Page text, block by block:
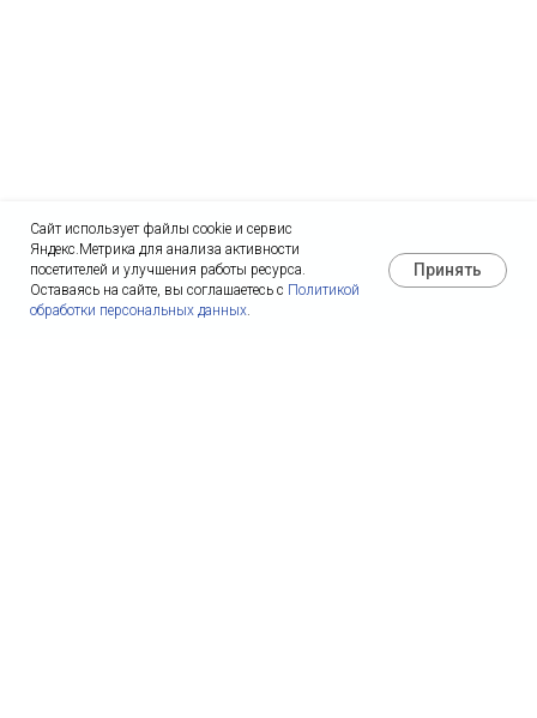
Сайт использует файлы cookie и сервис
Яндекс.Метрика для анализа активности
посетителей и улучшения работы ресурса.
Оставаясь на сайте, вы соглашаетесь с Политикой
обработки персональных данных.
Принять